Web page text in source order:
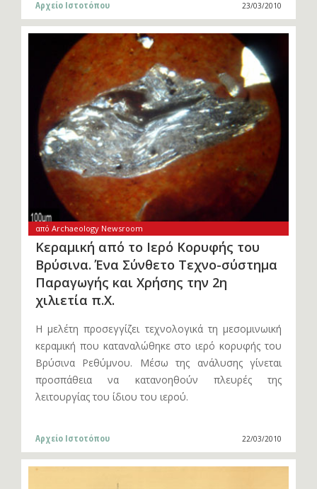
Αρχείο Ιστοτόπου 23/03/2010
από Archaeology Newsroom
Κεραμική από το Ιερό Κορυφής του
Βρύσινα. Ένα Σύνθετο Τεχνο-σύστημα
Παραγωγής και Χρήσης την 2η
χιλιετία π.Χ.
Η μελέτη προσεγγίζει τεχνολογικά τη μεσομινωική
κεραμική που καταναλώθηκε στο ιερό κορυφής του
Βρύσινα Ρεθύμνου. Μέσω της ανάλυσης γίνεται
προσπάθεια να κατανοηθούν πλευρές της
λειτουργίας του ίδιου του ιερού.
Αρχείο Ιστοτόπου 22/03/2010